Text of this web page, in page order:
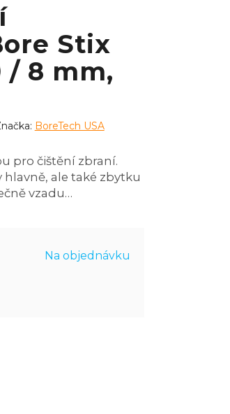
Stix
/ 8 mm,
BoreTech USA
Na objednávku
pro čištění zbraní.
ale také zbytku
vzadu…